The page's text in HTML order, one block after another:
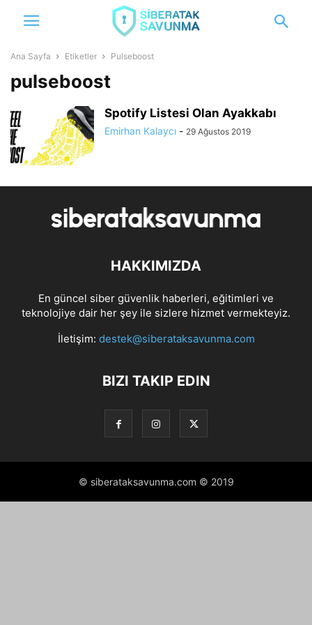
Ana Sayfa Etiketler Pulseboost
pulseboost
Spotify Listesi Olan Ayakkabı
Emirhan Kalaycı - 29 Ağustos 2019
HAKKIMIZDA
En güncel siber güvenlik haberleri, eğitimleri ve
teknolojiye dair her şey ile sizlere hizmet vermekteyiz.
İletişim: destek@siberataksavunma.com
BIZI TAKIP EDIN
© siberataksavunma.com © 2019